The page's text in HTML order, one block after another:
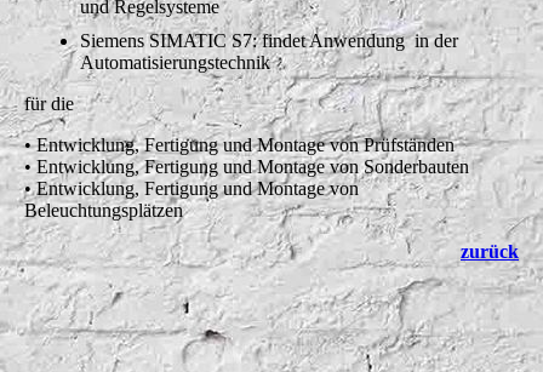
und Regelsysteme
SiemensSIMATIC S7: findet Anwendung in der
Automatisierungstechnik
für die
• Entwicklung, Fertigung und Montage von Prüfständen
• Entwicklung, Fertigung und Montage von Sonderbauten
• Entwicklung, Fertigung und Montage von
Beleuchtungsplätzen
zurück